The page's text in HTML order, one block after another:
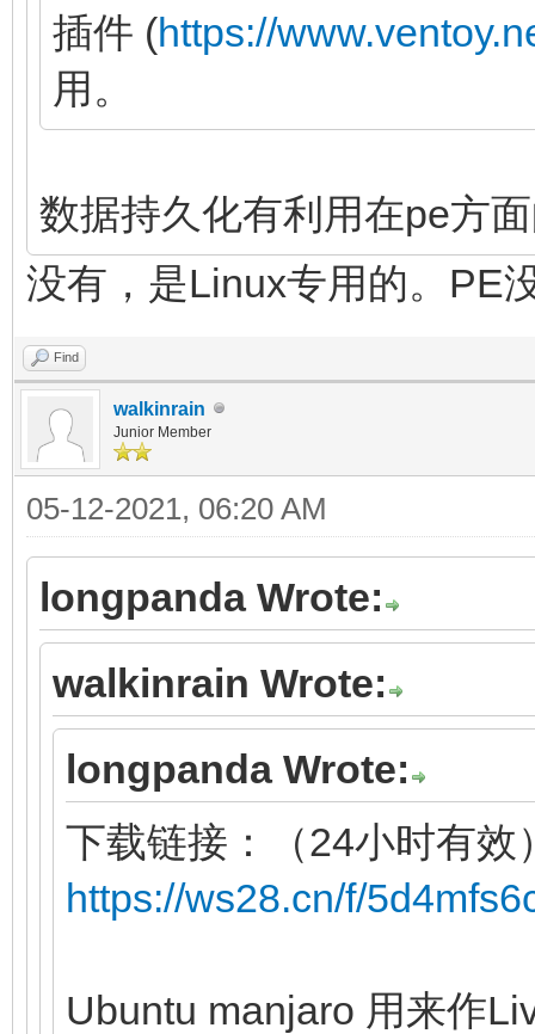
插件 (https://
用。
数据持久化有利用在pe方
没有，是Linux专用的。PE
Find
walkinrain
Junior Member
05-12-2021, 06:20 AM
longpanda Wrote:
walkinrain Wrote:
longpanda Wrote:
下载链接：（24小时有效
https://ws28.cn/f/
Ubuntu manjaro 用来作